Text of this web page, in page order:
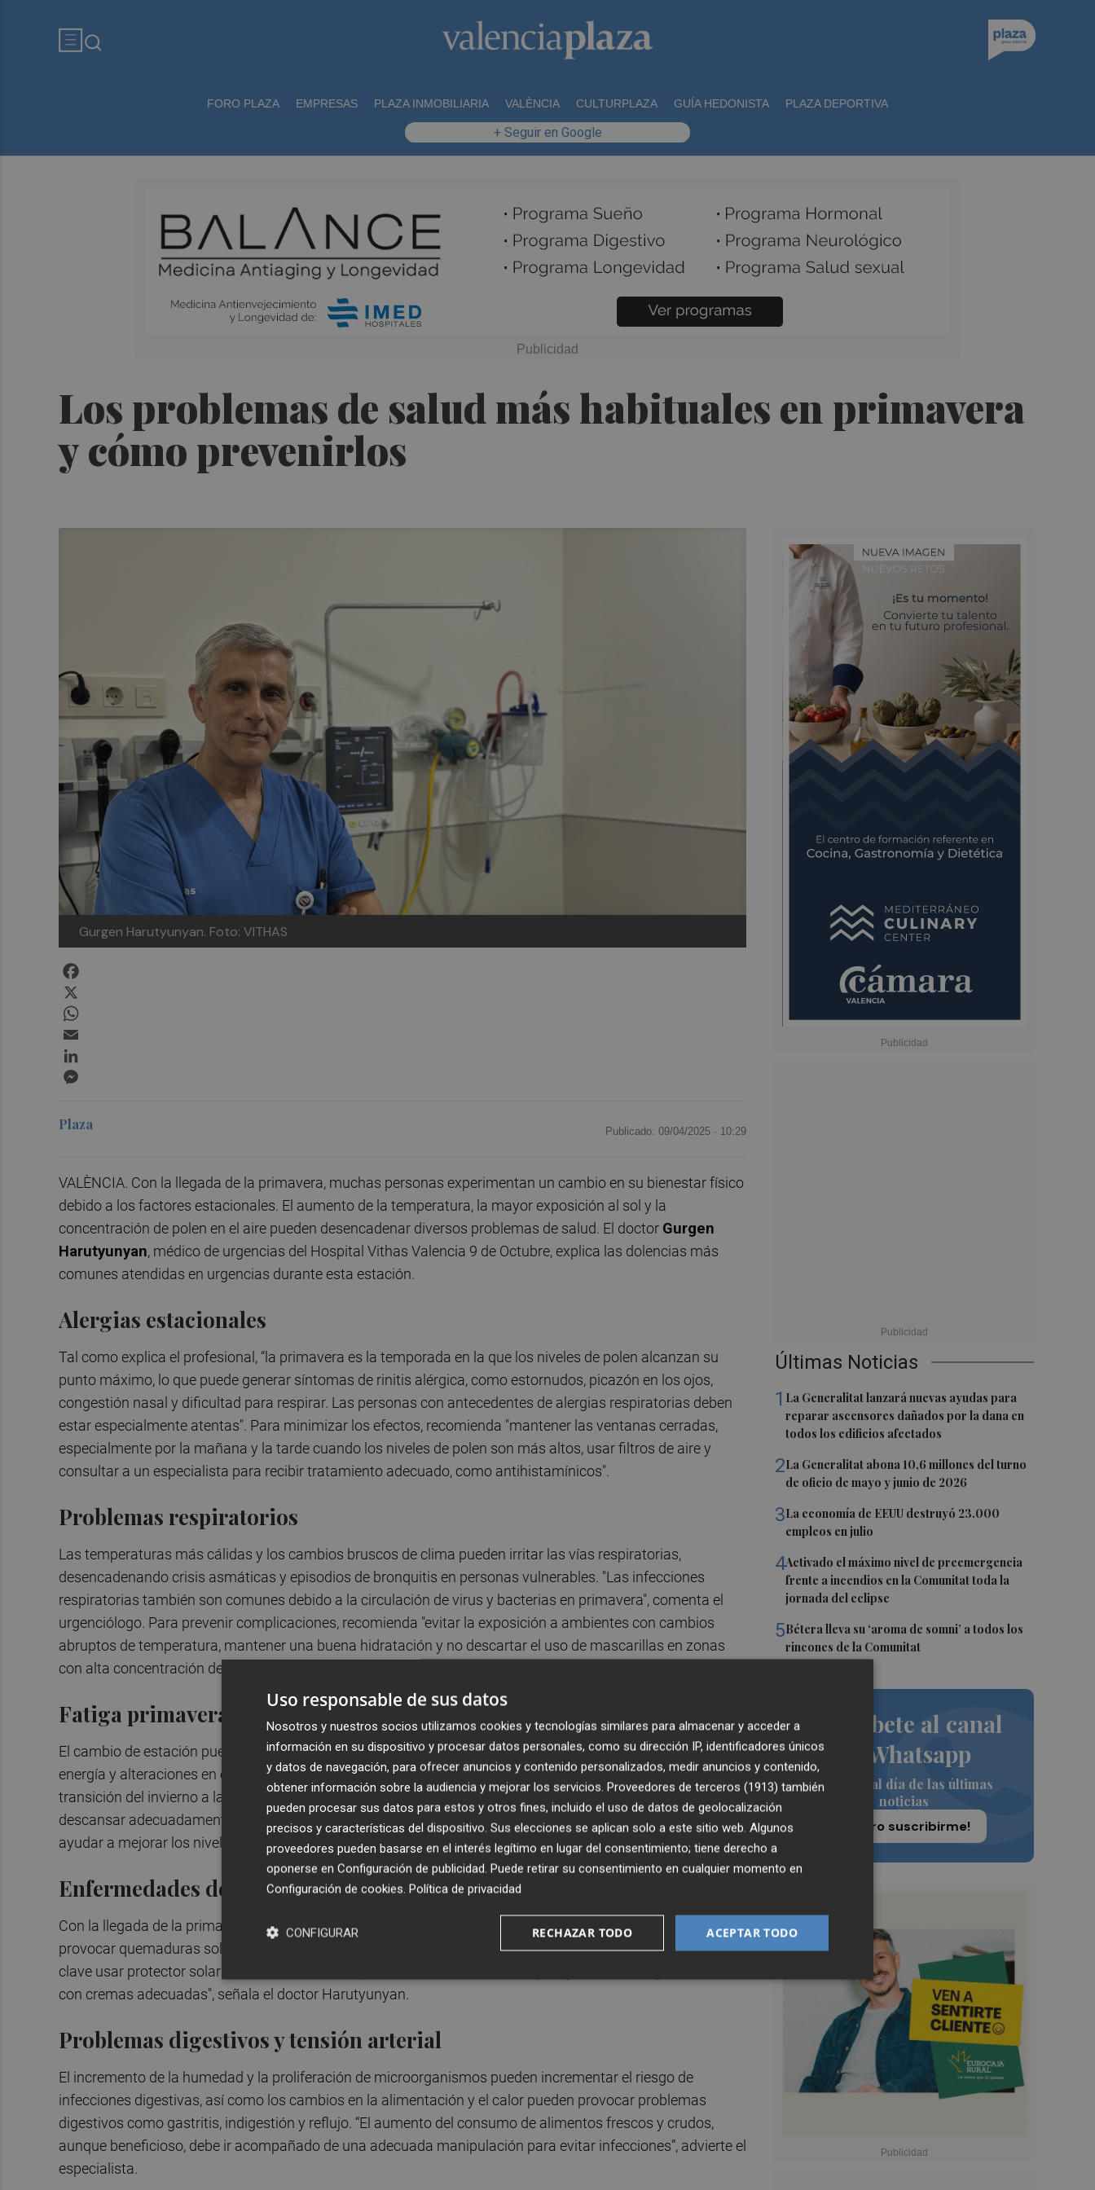
FORO PLAZA EMPRESAS PLAZA INMOBILIARIA VALÈNCIA CULTURPLAZA GUÍA HEDONISTA PLAZA DEPORTIVA
+ Seguir en Google
Los problemas de salud más habituales en primavera
y cómo prevenirlos
Gurgen Harutyunyan. Foto: VITHAS
Últimas Noticias
1 La Generalitat lanzará nuevas ayudas para
reparar ascensores dañados por la dana en
todos los edificios afectados
2La Generalitat abona 10,6 millones del turno
de oficio de mayo y junio de 2026
3La economía de EEUU destruyó 23.000
empleos en julio
4Activado el máximo nivel de preemergencia
frente a incendios en la Comunitat toda la
jornada del eclipse
5Bétera lleva su ‘aroma de somni’ a todos los
rincones de la Comunitat
Suscríbete al canal
de Whatsapp
Siempre al día de las últimas
noticias
¡Quiero suscribirme!
Plaza Publicado: 09/04/2025 · 10:29
VALÈNCIA. Con la llegada de la primavera, muchas personas experimentan un cambio en su bienestar físico
debido a los factores estacionales. El aumento de la temperatura, la mayor exposición al sol y la
concentración de polen en el aire pueden desencadenar diversos problemas de salud. El doctor Gurgen
Harutyunyan, médico de urgencias del Hospital Vithas Valencia 9 de Octubre, explica las dolencias más
comunes atendidas en urgencias durante esta estación.
Alergias estacionales
Tal como explica el profesional, “la primavera es la temporada en la que los niveles de polen alcanzan su
punto máximo, lo que puede generar síntomas de rinitis alérgica, como estornudos, picazón en los ojos,
congestión nasal y dificultad para respirar. Las personas con antecedentes de alergias respiratorias deben
estar especialmente atentas". Para minimizar los efectos, recomienda "mantener las ventanas cerradas,
especialmente por la mañana y la tarde cuando los niveles de polen son más altos, usar filtros de aire y
consultar a un especialista para recibir tratamiento adecuado, como antihistamínicos".
Problemas respiratorios
Las temperaturas más cálidas y los cambios bruscos de clima pueden irritar las vías respiratorias,
desencadenando crisis asmáticas y episodios de bronquitis en personas vulnerables. "Las infecciones
respiratorias también son comunes debido a la circulación de virus y bacterias en primavera", comenta el
urgenciólogo. Para prevenir complicaciones, recomienda "evitar la exposición a ambientes con cambios
abruptos de temperatura, mantener una buena hidratación y no descartar el uso de mascarillas en zonas
con alta concentración de polen”.
Fatiga primaveral
El cambio de estación puede afectar el ritmo circadiano, provocando sensación de cansancio, falta de
energía y alteraciones en el sueño. Según el doctor Harutyunyan, “esta fatiga estacional es común durante la
transición del invierno a la primavera. Para mitigarla, es fundamental mantener una rutina de sueño regular,
descansar adecuadamente y consumir alimentos ricos en nutrientes. Además, el ejercicio moderado puede
ayudar a mejorar los niveles de energía”.
Enfermedades de la piel
Con la llegada de la primavera, aumenta la exposición al sol tras los meses de invierno, lo que puede
provocar quemaduras solares, irritación en la piel o brotes de eccema. "Para prevenir estos problemas, es
clave usar protector solar adecuado, evitar la exposición al sol en las horas pico y mantener la piel hidratada
con cremas adecuadas", señala el doctor Harutyunyan.
Problemas digestivos y tensión arterial
El incremento de la humedad y la proliferación de microorganismos pueden incrementar el riesgo de
infecciones digestivas, así como los cambios en la alimentación y el calor pueden provocar problemas
digestivos como gastritis, indigestión y reflujo. “El aumento del consumo de alimentos frescos y crudos,
aunque beneficioso, debe ir acompañado de una adecuada manipulación para evitar infecciones”, advierte el
especialista.
Uso responsable de sus datos
Nosotros y nuestros socios utilizamos cookies y tecnologías similares para almacenar y acceder a
información en su dispositivo y procesar datos personales, como su dirección IP, identificadores únicos
y datos de navegación, para ofrecer anuncios y contenido personalizados, medir anuncios y contenido,
obtener información sobre la audiencia y mejorar los servicios. Proveedores de terceros (1913) también
pueden procesar sus datos para estos y otros fines, incluido el uso de datos de geolocalización
precisos y características del dispositivo. Sus elecciones se aplican solo a este sitio web. Algunos
proveedores pueden basarse en el interés legítimo en lugar del consentimiento; tiene derecho a
oponerse en Configuración de publicidad. Puede retirar su consentimiento en cualquier momento en
Configuración de cookies. Política de privacidad
ACEPTAR TODO
RECHAZAR TODO
CONFIGURAR